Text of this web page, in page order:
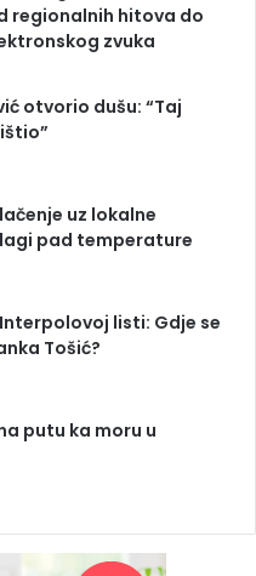
regionalnih hitova do
zvuka
otvorio dušu: “Taj
uz lokalne
pad temperature
listi: Gdje se
Tošić?
putu ka moru u